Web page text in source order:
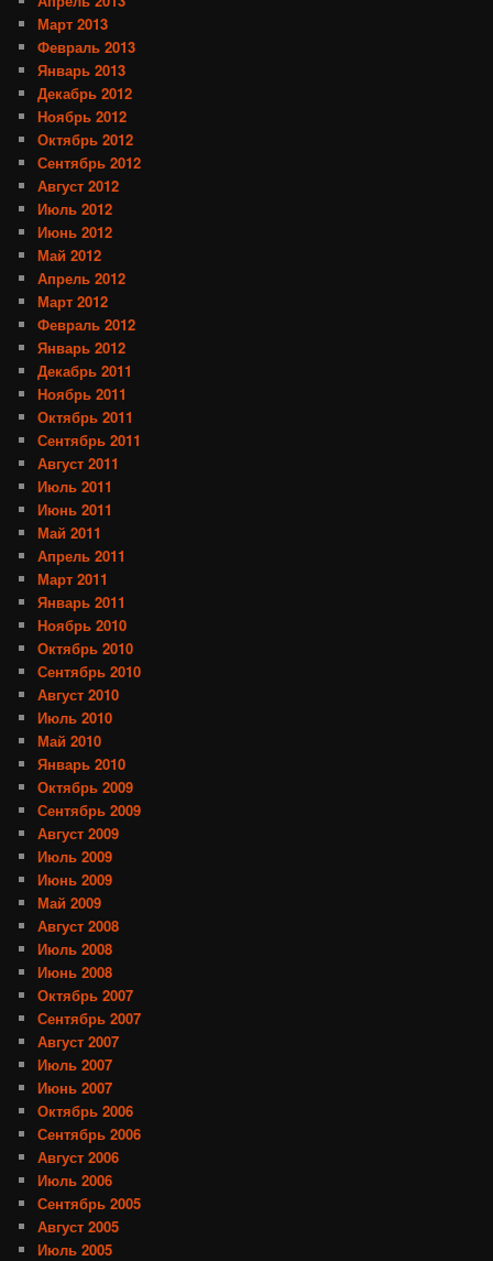
Март 2013
Февраль 2013
Январь 2013
Декабрь 2012
Ноябрь 2012
Октябрь 2012
Сентябрь 2012
Август 2012
Июль 2012
Июнь 2012
Май 2012
Апрель 2012
Март 2012
Февраль 2012
Январь 2012
Декабрь 2011
Ноябрь 2011
Октябрь 2011
Сентябрь 2011
Август 2011
Июль 2011
Июнь 2011
Май 2011
Апрель 2011
Март 2011
Январь 2011
Ноябрь 2010
Октябрь 2010
Сентябрь 2010
Август 2010
Июль 2010
Май 2010
Январь 2010
Октябрь 2009
Сентябрь 2009
Август 2009
Июль 2009
Июнь 2009
Май 2009
Август 2008
Июль 2008
Июнь 2008
Октябрь 2007
Сентябрь 2007
Август 2007
Июль 2007
Июнь 2007
Октябрь 2006
Сентябрь 2006
Август 2006
Июль 2006
Сентябрь 2005
Август 2005
Июль 2005